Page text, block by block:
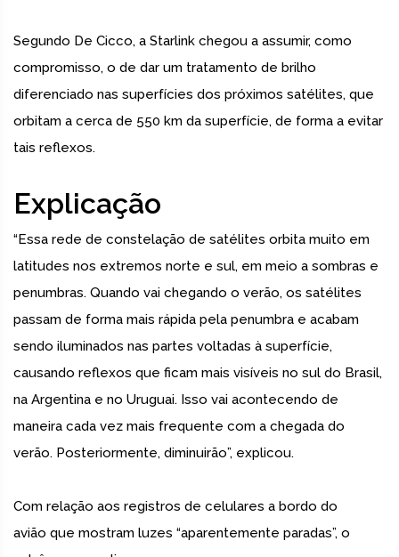
Segundo De Cicco, a Starlink chegou a assumir, como
compromisso, o de dar um tratamento de brilho
diferenciado nas superfícies dos próximos satélites, que
orbitam a cerca de 550 km da superfície, de forma a evitar
tais reflexos.
Explicação
“Essa rede de constelação de satélites orbita muito em
latitudes nos extremos norte e sul, em meio a sombras e
penumbras. Quando vai chegando o verão, os satélites
passam de forma mais rápida pela penumbra e acabam
sendo iluminados nas partes voltadas à superfície,
causando reflexos que ficam mais visíveis no sul do Brasil,
na Argentina e no Uruguai. Isso vai acontecendo de
maneira cada vez mais frequente com a chegada do
verão. Posteriormente, diminuirão”, explicou.
Com relação aos registros de celulares a bordo do
avião que mostram luzes “aparentemente paradas”, o